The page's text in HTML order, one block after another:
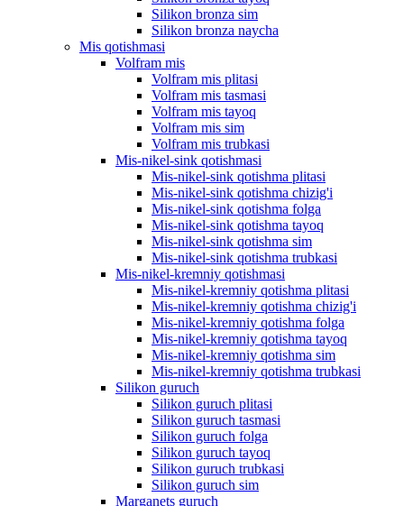
Silikon bronza sim
Silikon bronza naycha
Mis qotishmasi
Volfram mis
Volfram mis plitasi
Volfram mis tasmasi
Volfram mis tayoq
Volfram mis sim
Volfram mis trubkasi
Mis-nikel-sink qotishmasi
Mis-nikel-sink qotishma plitasi
Mis-nikel-sink qotishma chizig'i
Mis-nikel-sink qotishma folga
Mis-nikel-sink qotishma tayoq
Mis-nikel-sink qotishma sim
Mis-nikel-sink qotishma trubkasi
Mis-nikel-kremniy qotishmasi
Mis-nikel-kremniy qotishma plitasi
Mis-nikel-kremniy qotishma chizig'i
Mis-nikel-kremniy qotishma folga
Mis-nikel-kremniy qotishma tayoq
Mis-nikel-kremniy qotishma sim
Mis-nikel-kremniy qotishma trubkasi
Silikon guruch
Silikon guruch plitasi
Silikon guruch tasmasi
Silikon guruch folga
Silikon guruch tayoq
Silikon guruch trubkasi
Silikon guruch sim
Marganets guruch